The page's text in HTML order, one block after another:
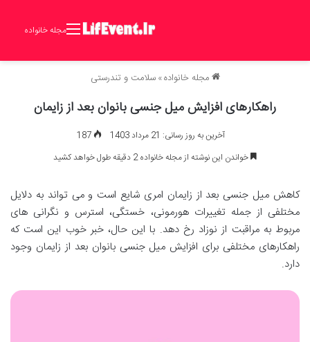
مجله خانواده
مجله خانواده» سلامت و تندرستی
راهکارهای افزایش میل جنسی بانوان بعد از زایمان
آخرین به روز رسانی: 21 مرداد 1403
خواندن این نوشته از مجله خانواده 2 دقیقه طول خواهد کشید
کاهش میل جنسی بعد از زایمان امری شایع است و می تواند به دلایل
مختلفی از جمله تغییرات هورمونی، خستگی، استرس و نگرانی های
مربوط به مراقبت از نوزاد رخ دهد. با این حال، خبر خوب این است که
راهکارهای مختلفی برای افزایش میل جنسی بانوان بعد از زایمان وجود
دارد.